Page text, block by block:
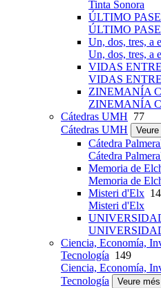
Tinta Sonora
ÚLTIMO PASE
ÚLTIMO PASE
Un, dos, tres, a
Un, dos, tres, a
VIDAS
VIDAS
ZINEMANÍA
ZINEMANÍA
Cátedras UMH 77
Cátedras UMH
Cátedra
Cátedra
Memoria de
Memoria de
Misteri d'Elx 14
Misteri d'Elx
Ciencia, Economía,
Tecnología 149
Ciencia, Economía,
Tecnología
Veure més